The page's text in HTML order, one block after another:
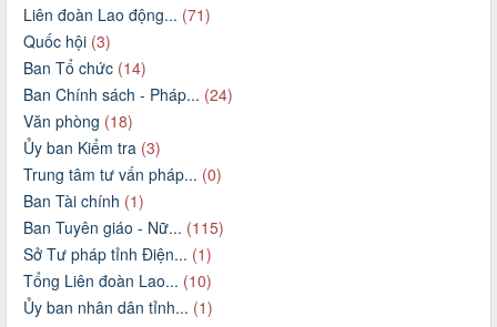
Liên đoàn Lao động... (71)
Quốc hội (3)
Ban Tổ chức (14)
Ban Chính sách - Pháp... (24)
Văn phòng (18)
Ủy ban Kiểm tra (3)
Trung tâm tư vấn pháp... (0)
Ban Tài chính (1)
Ban Tuyên giáo - Nữ... (115)
Sở Tư pháp tỉnh Điện... (1)
Tổng Liên đoàn Lao... (10)
Ủy ban nhân dân tỉnh... (1)